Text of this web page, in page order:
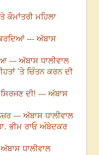
ਕੌਮਾਂਤਰੀ ਮਹਿਲਾ
--- ਅੱਬਾਸ
--- ਅੱਬਾਸ ਧਾਲੀਵਾਲ
’ਤੇ ਚਿੰਤਨ ਕਰਨ ਦੀ
ਦੀ! --- ਅੱਬਾਸ
--- ਅੱਬਾਸ ਧਾਲੀਵਾਲ
ਭੀਮ ਰਾਓ ਅੰਬੇਦਕਰ
ਧਾਲੀਵਾਲ